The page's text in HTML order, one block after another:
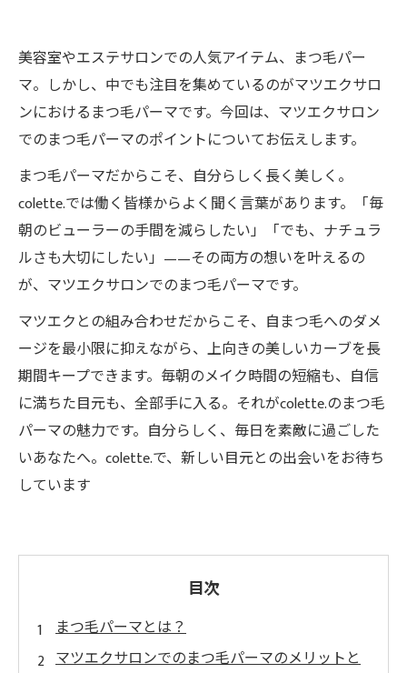
美容室やエステサロンでの人気アイテム、まつ毛パー
マ。しかし、中でも注目を集めているのがマツエクサロ
ンにおけるまつ毛パーマです。今回は、マツエクサロン
でのまつ毛パーマのポイントについてお伝えします。
まつ毛パーマだからこそ、自分らしく長く美しく。
colette.では働く皆様からよく聞く言葉があります。「毎
朝のビューラーの手間を減らしたい」「でも、ナチュラ
ルさも大切にしたい」——その両方の想いを叶えるの
が、マツエクサロンでのまつ毛パーマです。
マツエクとの組み合わせだからこそ、自まつ毛へのダメ
ージを最小限に抑えながら、上向きの美しいカーブを長
期間キープできます。毎朝のメイク時間の短縮も、自信
に満ちた目元も、全部手に入る。それがcolette.のまつ毛
パーマの魅力です。自分らしく、毎日を素敵に過ごした
いあなたへ。colette.で、新しい目元との出会いをお待ち
しています
目次
まつ毛パーマとは？
マツエクサロンでのまつ毛パーマのメリットと